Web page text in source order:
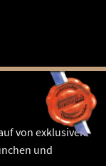
von exklusiven
und